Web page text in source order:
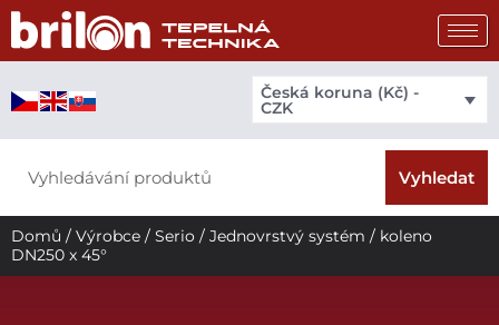
Přeskočit
obsah
Česká koruna (Kč) -
CZK
Vyhledat
Domů / Výrobce / Serio / Jednovrstvý systém / koleno
DN250 x 45°